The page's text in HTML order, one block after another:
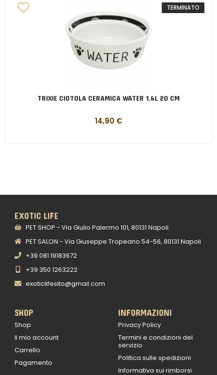
TERMINATO
TRIXIE CIOTOLA CERAMICA WATER 1,6L 20 CM
14,90 €
EXOTIC LIFE
PET SHOP - Via Giulio Palermo 101, 80131 Napoli
PET SALON - Via Giuseppe Tropeano 54-56, 80131 Napoli
+39 081 19183672
+39 350 1263222
exoticlifesito@gmail.com
SHOP
Shop
Il mio account
Carrello
Pagamento
INFORMAZIONI
Privacy Policy
Termini e condizioni del
servizio
Politica sulle spedizioni
Informativa sui rimborsi